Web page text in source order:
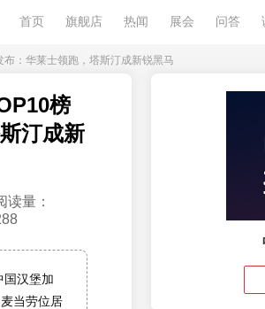
首页 旗舰店 热闻 展会 问答
：华莱士领跑，塔斯汀成新锐黑马
榜
汀成新
读量：
国汉堡加
当劳位居